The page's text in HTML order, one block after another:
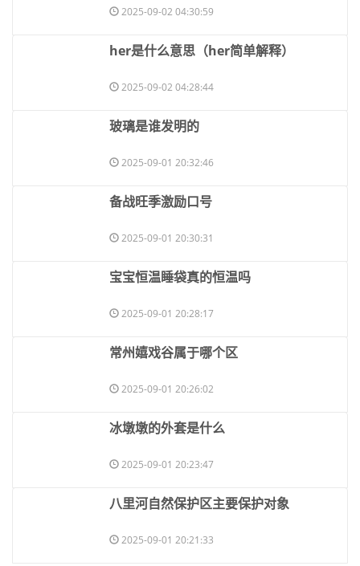
2025-09-02 04:30:59
​her是什么意思（her简单解释）
2025-09-02 04:28:44
​玻璃是谁发明的
2025-09-01 20:32:46
​备战旺季激励口号
2025-09-01 20:30:31
​宝宝恒温睡袋真的恒温吗
2025-09-01 20:28:17
​常州嬉戏谷属于哪个区
2025-09-01 20:26:02
​冰墩墩的外套是什么
2025-09-01 20:23:47
​八里河自然保护区主要保护对象
2025-09-01 20:21:33